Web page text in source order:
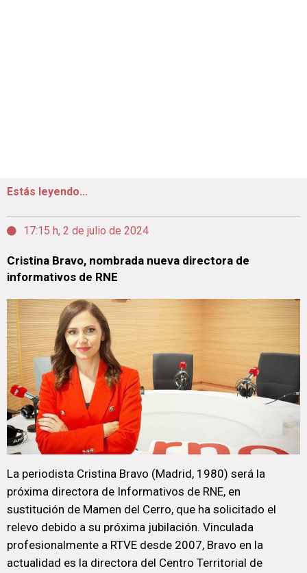
Estás leyendo...
17:15 h, 2 de julio de 2024
Cristina Bravo, nombrada nueva directora de
informativos de RNE
La periodista Cristina Bravo (Madrid, 1980) será la
próxima directora de Informativos de RNE, en
sustitución de Mamen del Cerro, que ha solicitado el
relevo debido a su próxima jubilación. Vinculada
profesionalmente a RTVE desde 2007, Bravo en la
actualidad es la directora del Centro Territorial de